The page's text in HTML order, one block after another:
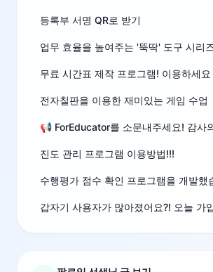
등록부 서명 QR로 받기
업무 효율을 높여주는 '뚝딱' 도구 시리
무료 시간표 제작 프로그램! 이용하세요
전자칠판을 이용한 재미있는 게임 수업
진도 관리 프로그램 이용방법!!!
수행평가 점수 확인 프로그램을 개발했
갑자기 사용자가 많아졌어요?! 오늘 가